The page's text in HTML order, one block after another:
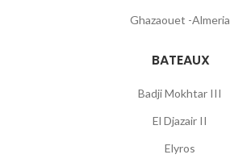
Ghazaouet -Almeria
BATEAUX
Badji Mokhtar III
El Djazair II
Elyros